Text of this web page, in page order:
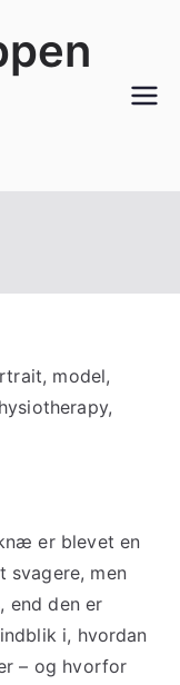
er blevet en
svagere, men
end den er
i, hvordan
– og hvorfor